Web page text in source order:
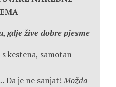
gdje žive dobre pjesme
kestena, samotan
Da je ne sanjat! Možda